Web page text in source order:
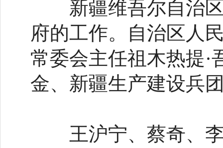
新疆维吾尔自治区
府的工作。自治区人
常委会主任祖木热提·
金、新疆生产建设兵
王沪宁、蔡奇、李